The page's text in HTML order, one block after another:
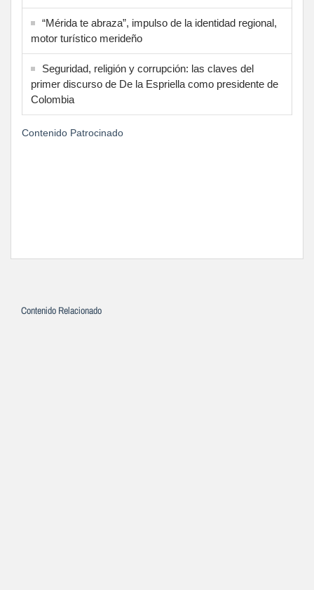
“Mérida te abraza”, impulso de la identidad regional,
motor turístico merideño
Seguridad, religión y corrupción: las claves del
primer discurso de De la Espriella como presidente de
Colombia
Contenido Patrocinado
Contenido Relacionado